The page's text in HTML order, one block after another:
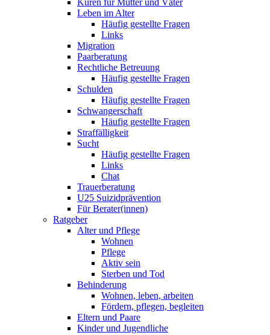
Kuren für Mütter und Väter
Leben im Alter
Häufig gestellte Fragen
Links
Migration
Paarberatung
Rechtliche Betreuung
Häufig gestellte Fragen
Schulden
Häufig gestellte Fragen
Schwangerschaft
Häufig gestellte Fragen
Straffälligkeit
Sucht
Häufig gestellte Fragen
Links
Chat
Trauerberatung
U25 Suizidprävention
Für Berater(innen)
Ratgeber
Alter und Pflege
Wohnen
Pflege
Aktiv sein
Sterben und Tod
Behinderung
Wohnen, leben, arbeiten
Fördern, pflegen, begleiten
Eltern und Paare
Kinder und Jugendliche